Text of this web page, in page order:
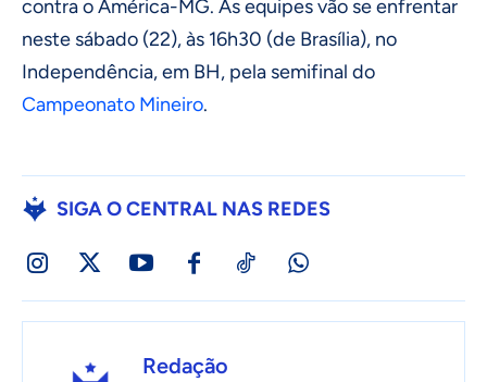
contra o América-MG. As equipes vão se enfrentar
neste sábado (22), às 16h30 (de Brasília), no
Independência, em BH, pela semifinal do
Campeonato Mineiro.
SIGA O CENTRAL NAS REDES
Redação